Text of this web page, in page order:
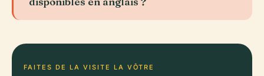
FAITES DE LA VISITE LA VÔTRE